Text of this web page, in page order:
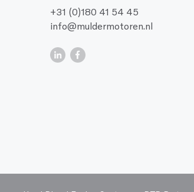
+31 (0)180 41 54 45
info@muldermotoren.nl